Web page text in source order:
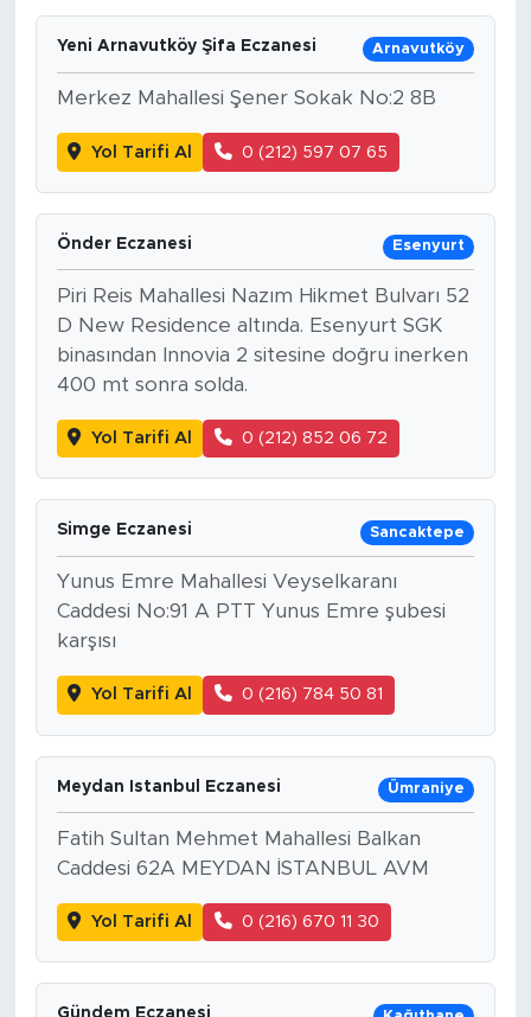
Yeni Arnavutköy Şifa Eczanesi Arnavutköy
Merkez Mahallesi Şener Sokak No:2 8B
Yol Tarifi Al 0 (212) 597 07 65
Önder Eczanesi Esenyurt
Piri Reis Mahallesi Nazım Hikmet Bulvarı 52
D New Residence altında. Esenyurt SGK
binasından Innovia 2 sitesine doğru inerken
400 mt sonra solda.
Yol Tarifi Al 0 (212) 852 06 72
Simge Eczanesi Sancaktepe
Yunus Emre Mahallesi Veyselkaranı
Caddesi No:91 A PTT Yunus Emre şubesi
karşısı
Yol Tarifi Al 0 (216) 784 50 81
Meydan Istanbul Eczanesi Ümraniye
Fatih Sultan Mehmet Mahallesi Balkan
Caddesi 62A MEYDAN İSTANBUL AVM
Yol Tarifi Al 0 (216) 670 11 30
Gündem Eczanesi